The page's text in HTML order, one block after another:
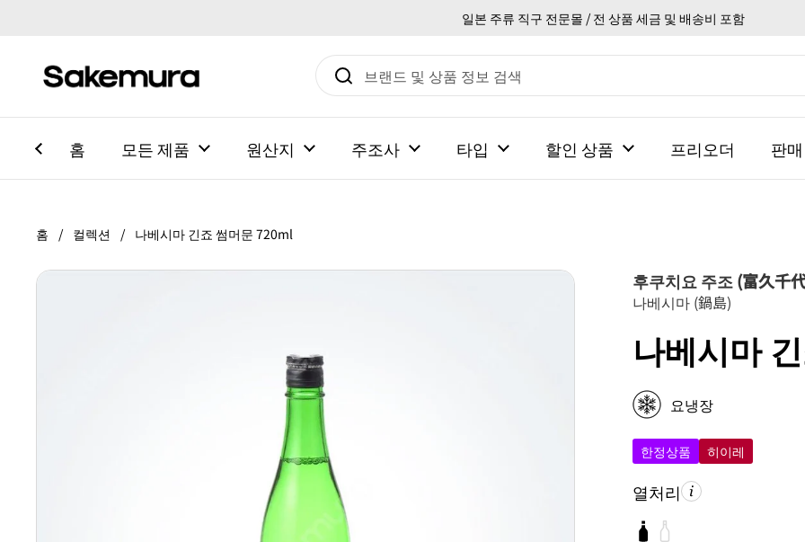
일본 주류 직구 전문몰 / 전 상품 세금 및 배송비 포함
홈 모든 제품 원산지 주조사 타입 할인 상품 프리오더 판
홈 / 컬렉션 / 나베시마 긴죠 썸머문 720ml
후쿠치요 주조 (富久千
나베시마 (鍋島)
나베시마
요냉장
한정상품 히이레
열처리